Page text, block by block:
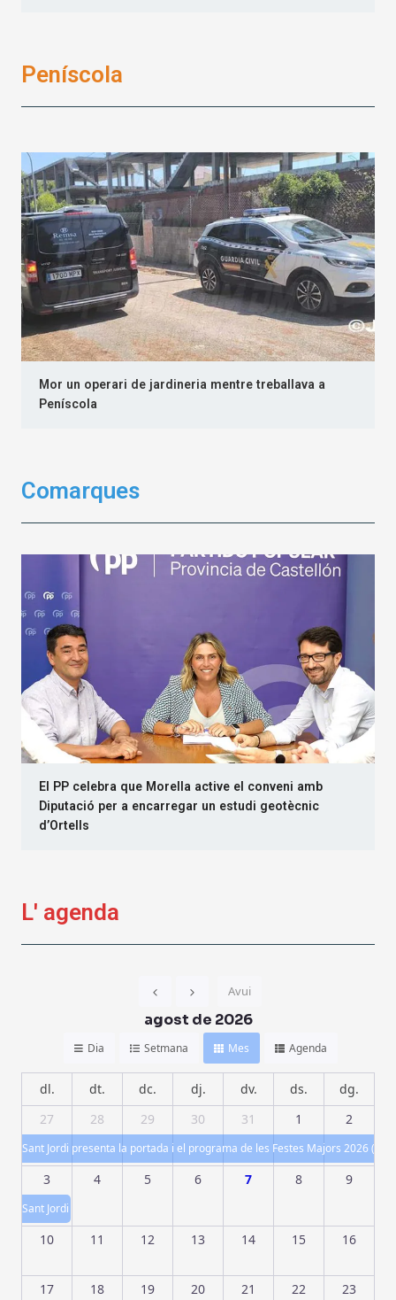
Peníscola
Mor un operari de jardineria mentre treballava a
Peníscola
Comarques
El PP celebra que Morella active el conveni amb
Diputació per a encarregar un estudi geotècnic
d’Ortells
L' agenda
Avui
agost de 2026
Dia Setmana Mes Agenda
dl. dt. dc. dj. dv. ds.
dg.
27
28 29 30 31 1 2
Sant Jordi presenta la portada i el programa de les Festes Majors 2026 (Del
3 4 5 6 7 8 9
Sant Jordi presenta la portada i el programa de les Festes Majors 2026 (Del
10 11 12 13 14 15 16
17 18 19 20 21 22 23